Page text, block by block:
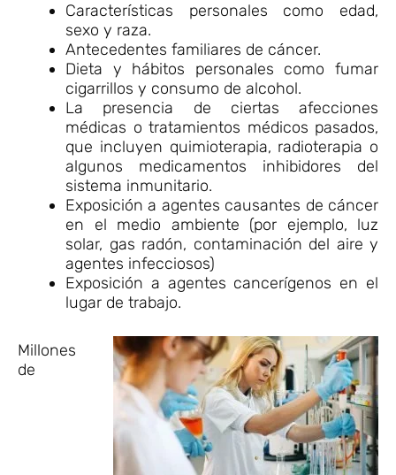
Características personales como edad,
sexo y raza.
Antecedentes familiares de cáncer.
Dieta y hábitos personales como fumar
cigarrillos y consumo de alcohol.
La presencia de ciertas afecciones
médicas o tratamientos médicos pasados,
que incluyen quimioterapia, radioterapia o
algunos medicamentos inhibidores del
sistema inmunitario.
Exposición a agentes causantes de cáncer
en el medio ambiente (por ejemplo, luz
solar, gas radón, contaminación del aire y
agentes infecciosos)
Exposición a agentes cancerígenos en el
lugar de trabajo.
Millones
de